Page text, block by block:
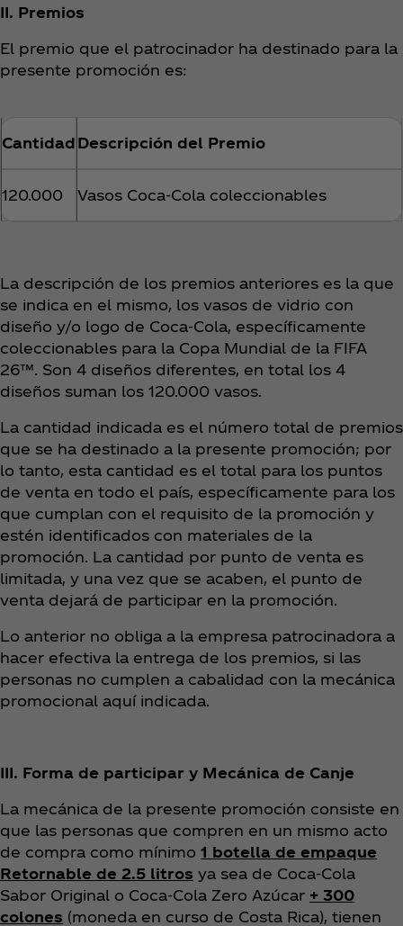
II. Premios
El premio que el patrocinador ha destinado para la
presente promoción es:
Cantidad Descripción del Premio
120.000 Vasos Coca‑Cola coleccionables
La descripción de los premios anteriores es la que
se indica en el mismo, los vasos de vidrio con
diseño y/o logo de Coca‑Cola, específicamente
coleccionables para la Copa Mundial de la FIFA
26™. Son 4 diseños diferentes, en total los 4
diseños suman los 120.000 vasos.
La cantidad indicada es el número total de premios
que se ha destinado a la presente promoción; por
lo tanto, esta cantidad es el total para los puntos
de venta en todo el país, específicamente para los
que cumplan con el requisito de la promoción y
estén identificados con materiales de la
promoción. La cantidad por punto de venta es
limitada, y una vez que se acaben, el punto de
venta dejará de participar en la promoción.
Lo anterior no obliga a la empresa patrocinadora a
hacer efectiva la entrega de los premios, si las
personas no cumplen a cabalidad con la mecánica
promocional aquí indicada.
III. Forma de participar y Mecánica de Canje
La mecánica de la presente promoción consiste en
que las personas que compren en un mismo acto
de compra como mínimo 1 botella de empaque
Retornable de 2.5 litros ya sea de Coca‑Cola
Sabor Original o Coca‑Cola Zero Azúcar + 300
colones (moneda en curso de Costa Rica), tienen